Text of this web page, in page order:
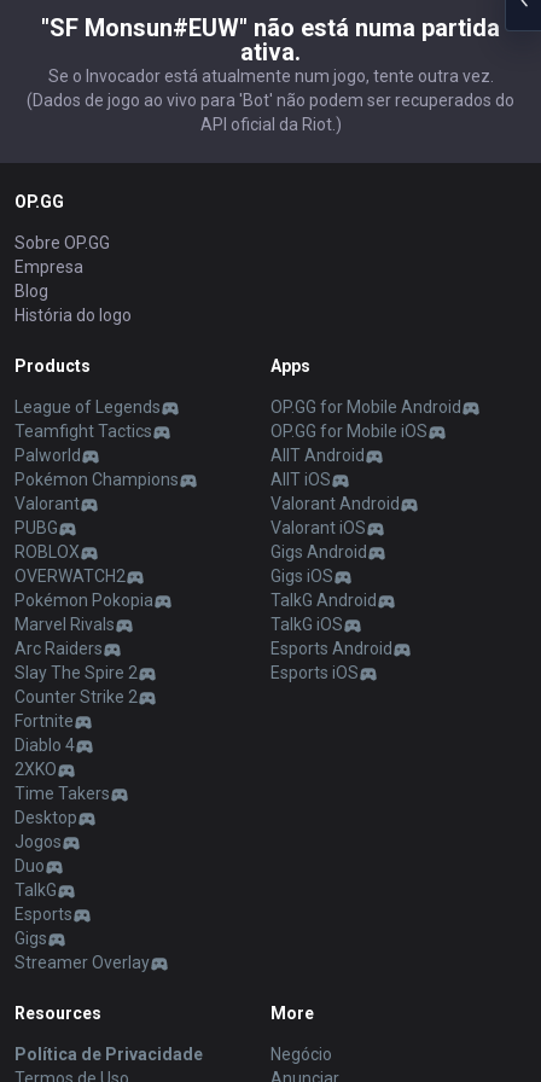
"SF Monsun#EUW" não está numa partida
ativa.
Se o Invocador está atualmente num jogo, tente outra vez.
(Dados de jogo ao vivo para 'Bot' não podem ser recuperados do
API oficial da Riot.)
OP.GG
Sobre OP.GG
Empresa
Blog
História do logo
Products
League of Legends
Teamfight Tactics
Palworld
Pokémon Champions
Valorant
PUBG
ROBLOX
OVERWATCH2
Pokémon Pokopia
Marvel Rivals
Arc Raiders
Slay The Spire 2
Counter Strike 2
Fortnite
Diablo 4
2XKO
Time Takers
Desktop
Jogos
Duo
TalkG
Esports
Gigs
Streamer Overlay
Apps
OP.GG for Mobile Android
OP.GG for Mobile iOS
AllT Android
AllT iOS
Valorant Android
Valorant iOS
Gigs Android
Gigs iOS
TalkG Android
TalkG iOS
Esports Android
Esports iOS
Resources
Política de Privacidade
More
Negócio